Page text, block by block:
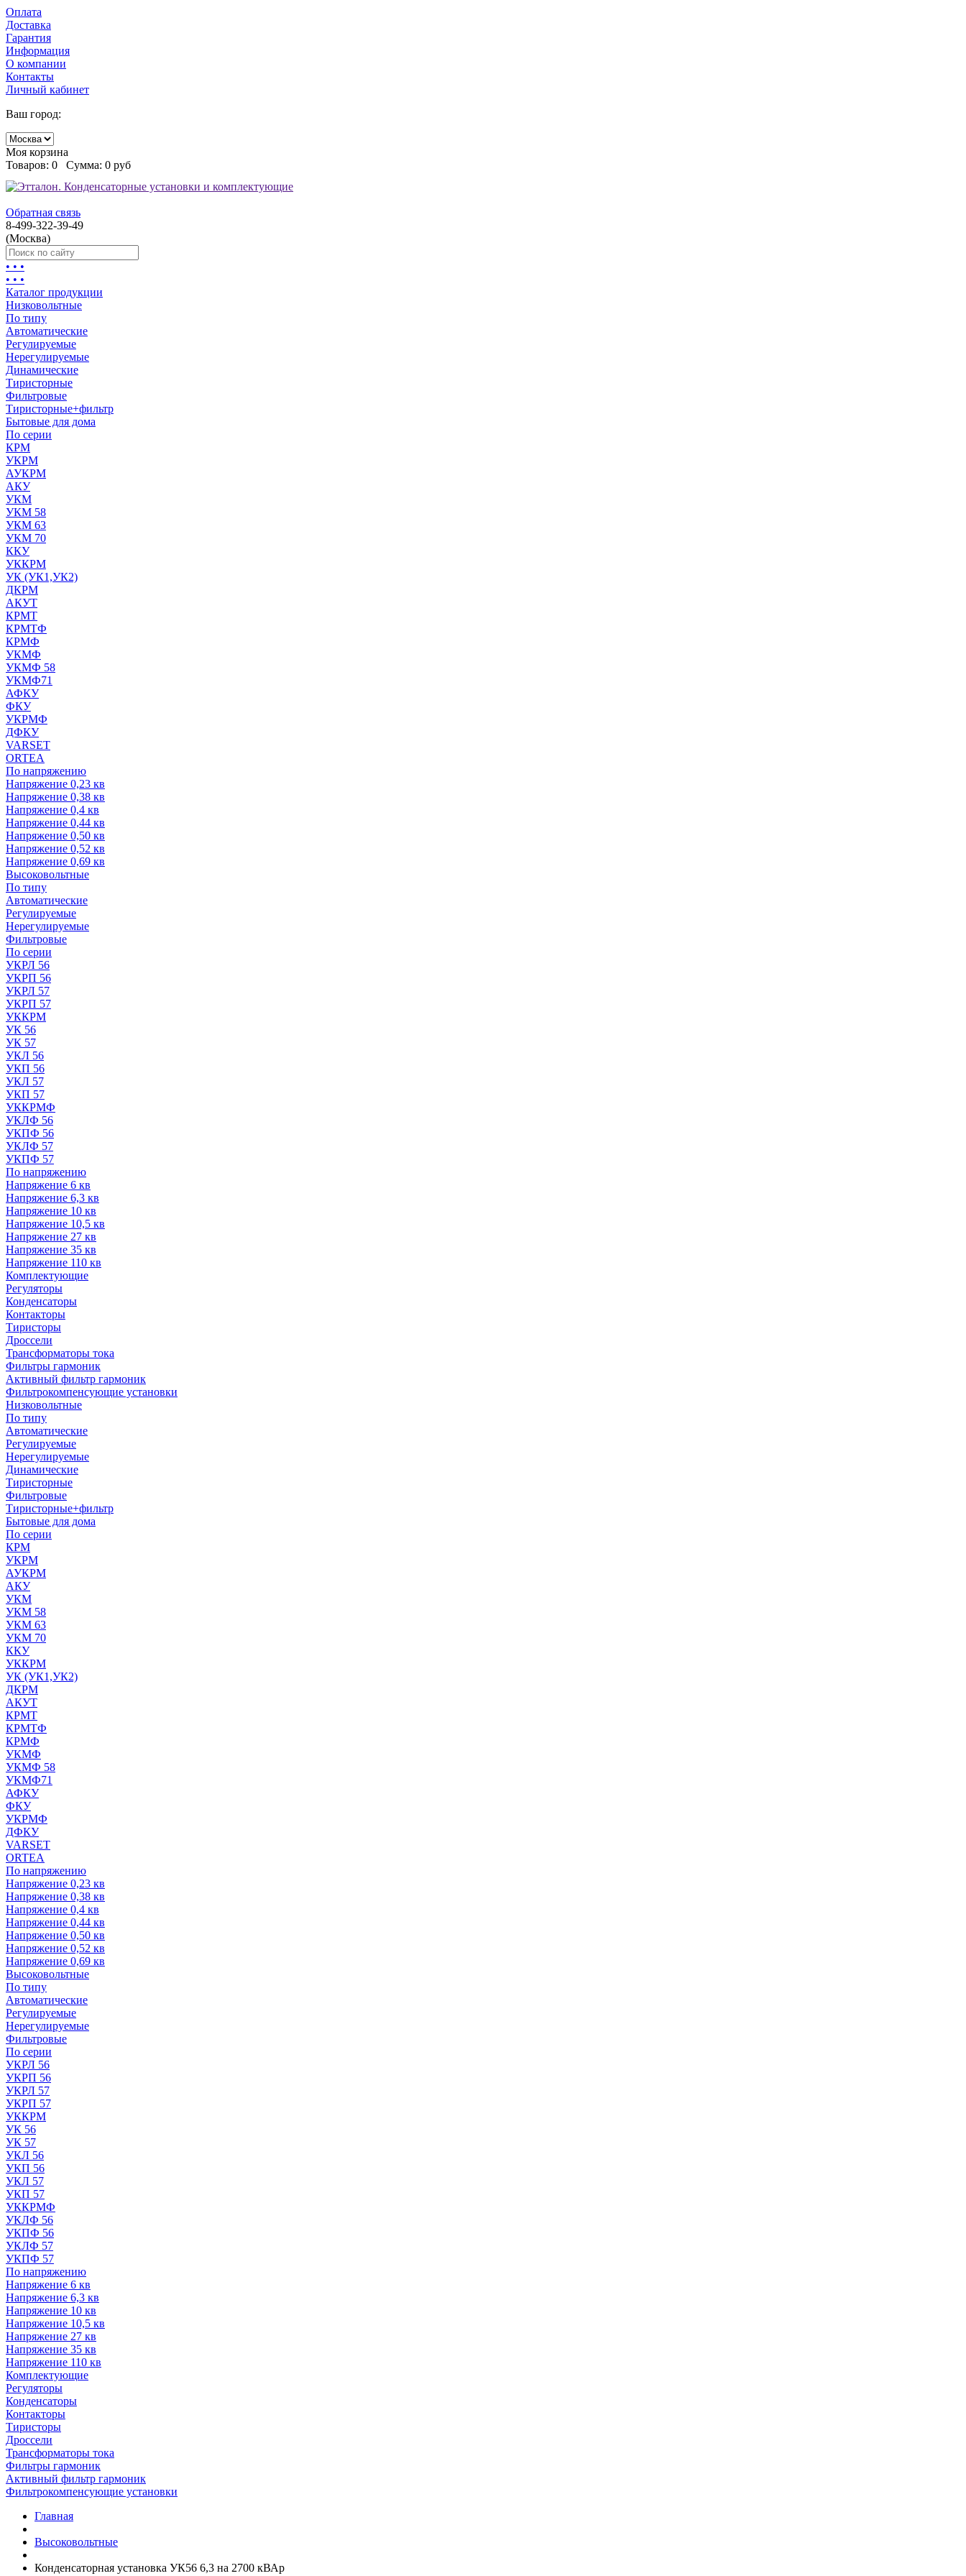
Оплата
Доставка
Гарантия
Информация
О компании
Контакты
Личный кабинет
Ваш город:
Моя корзина
Товаров: 0 Сумма: 0 руб
Обратная связь
8-499-322-39-49
(Москва)
• • •
• • •
Каталог продукции
Низковольтные
По типу
Автоматические
Регулируемые
Нерегулируемые
Динамические
Тиристорные
Фильтровые
Тиристорные+фильтр
Бытовые для дома
По серии
КРМ
УКРМ
АУКРМ
АКУ
УКМ
УКМ 58
УКМ 63
УКМ 70
ККУ
УККРМ
УК (УК1,УК2)
ДКРМ
АКУТ
КРМТ
КРМТФ
КРМФ
УКМФ
УКМФ 58
УКМФ71
АФКУ
ФКУ
УКРМФ
ДФКУ
VARSET
ORTEA
По напряжению
Напряжение 0,23 кв
Напряжение 0,38 кв
Напряжение 0,4 кв
Напряжение 0,44 кв
Напряжение 0,50 кв
Напряжение 0,52 кв
Напряжение 0,69 кв
Высоковольтные
По типу
Автоматические
Регулируемые
Нерегулируемые
Фильтровые
По серии
УКРЛ 56
УКРП 56
УКРЛ 57
УКРП 57
УККРМ
УК 56
УК 57
УКЛ 56
УКП 56
УКЛ 57
УКП 57
УККРМФ
УКЛФ 56
УКПФ 56
УКЛФ 57
УКПФ 57
По напряжению
Напряжение 6 кв
Напряжение 6,3 кв
Напряжение 10 кв
Напряжение 10,5 кв
Напряжение 27 кв
Напряжение 35 кв
Напряжение 110 кв
Комплектующие
Регуляторы
Конденсаторы
Контакторы
Тиристоры
Дроссели
Трансформаторы тока
Фильтры гармоник
Активный фильтр гармоник
Фильтрокомпенсующие установки
Низковольтные
По типу
Автоматические
Регулируемые
Нерегулируемые
Динамические
Тиристорные
Фильтровые
Тиристорные+фильтр
Бытовые для дома
По серии
КРМ
УКРМ
АУКРМ
АКУ
УКМ
УКМ 58
УКМ 63
УКМ 70
ККУ
УККРМ
УК (УК1,УК2)
ДКРМ
АКУТ
КРМТ
КРМТФ
КРМФ
УКМФ
УКМФ 58
УКМФ71
АФКУ
ФКУ
УКРМФ
ДФКУ
VARSET
ORTEA
По напряжению
Напряжение 0,23 кв
Напряжение 0,38 кв
Напряжение 0,4 кв
Напряжение 0,44 кв
Напряжение 0,50 кв
Напряжение 0,52 кв
Напряжение 0,69 кв
Высоковольтные
По типу
Автоматические
Регулируемые
Нерегулируемые
Фильтровые
По серии
УКРЛ 56
УКРП 56
УКРЛ 57
УКРП 57
УККРМ
УК 56
УК 57
УКЛ 56
УКП 56
УКЛ 57
УКП 57
УККРМФ
УКЛФ 56
УКПФ 56
УКЛФ 57
УКПФ 57
По напряжению
Напряжение 6 кв
Напряжение 6,3 кв
Напряжение 10 кв
Напряжение 10,5 кв
Напряжение 27 кв
Напряжение 35 кв
Напряжение 110 кв
Комплектующие
Регуляторы
Конденсаторы
Контакторы
Тиристоры
Дроссели
Трансформаторы тока
Фильтры гармоник
Активный фильтр гармоник
Фильтрокомпенсующие установки
Главная
Высоковольтные
Конденсаторная установка УК56 6,3 на 2700 кВАр